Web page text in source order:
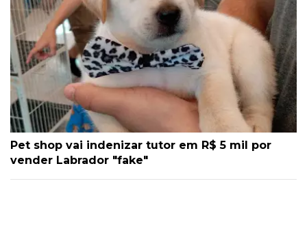
Pet shop vai indenizar tutor em R$ 5 mil por
vender Labrador "fake"